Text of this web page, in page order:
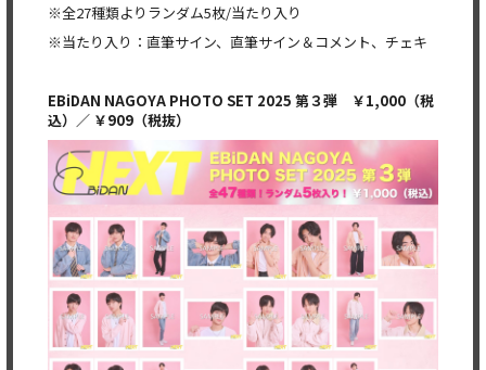
※全27種類よりランダム5枚/当たり入り
※当たり入り：直筆サイン、直筆サイン＆コメント、チェキ
EBiDAN NAGOYA PHOTO SET 2025 第３弾
￥1,000（税
込） ／ ￥909（税抜）